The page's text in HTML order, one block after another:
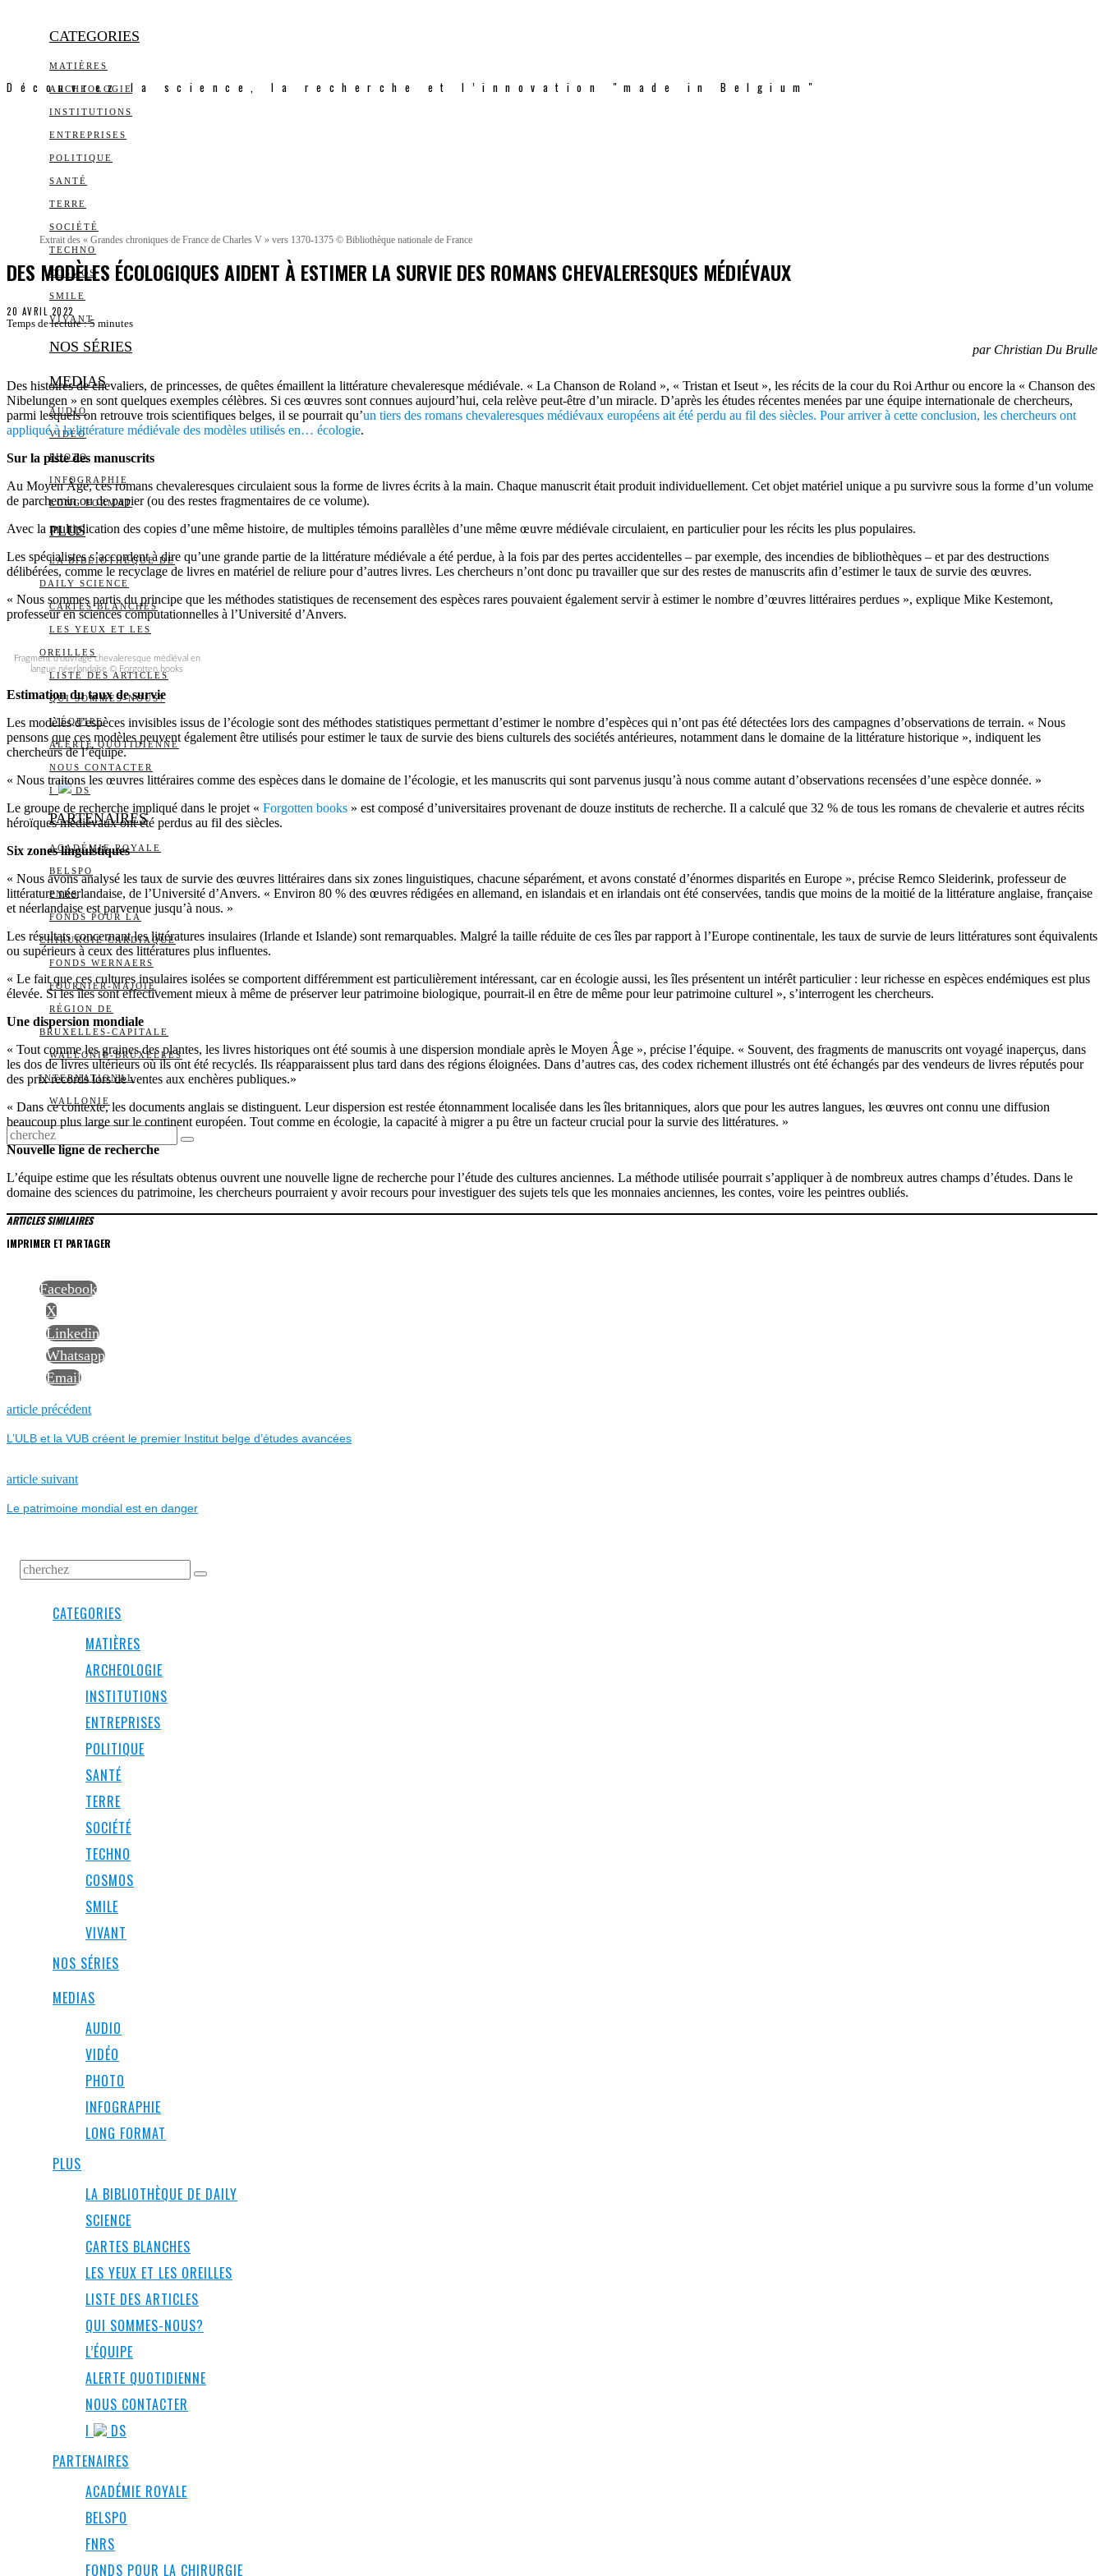
CATEGORIES
MATIÈRES
ARCHEOLOGIE
INSTITUTIONS
ENTREPRISES
POLITIQUE
SANTÉ
TERRE
SOCIÉTÉ
TECHNO
COSMOS
SMILE
VIVANT
NOS SÉRIES
MEDIAS
AUDIO
VIDÉO
PHOTO
INFOGRAPHIE
LONG FORMAT
PLUS
LA BIBLIOTHÈQUE DE
DAILY SCIENCE
CARTES BLANCHES
LES YEUX ET LES
OREILLES
LISTE DES ARTICLES
QUI SOMMES-NOUS?
L’ÉQUIPE
ALERTE QUOTIDIENNE
NOUS CONTACTER
I DS
PARTENAIRES
ACADÉMIE ROYALE
BELSPO
FNRS
FONDS POUR LA
CHIRURGIE CARDIAQUE
FONDS WERNAERS
FOURNIER-MAJOIE
RÉGION DE
BRUXELLES-CAPITALE
WALLONIE-BRUXELLES
INTERNATIONAL
WALLONIE
Découvrez la science, la recherche et l’innovation "made in Belgium"
Extrait des « Grandes chroniques de France de Charles V » vers 1370-1375 © Bibliothèque nationale de France
DES MODÈLES ÉCOLOGIQUES AIDENT À ESTIMER LA SURVIE DES ROMANS CHEVALERESQUES MÉDIÉVAUX
20 AVRIL 2022
Temps de lecture :5 minutes
par Christian Du Brulle
Des histoires de chevaliers, de princesses, de quêtes émaillent la littérature chevaleresque médiévale. « La Chanson de Roland », « Tristan et Iseut », les récits de la cour du Roi Arthur ou encore la « Chanson des
Nibelungen » en sont quelques exemples célèbres. Si ces œuvres sont connues aujourd’hui, cela relève peut-être d’un miracle. D’après les études récentes menées par une équipe internationale de chercheurs,
parmi lesquels on retrouve trois scientifiques belges, il se pourrait qu’un tiers des romans chevaleresques médiévaux européens ait été perdu au fil des siècles. Pour arriver à cette conclusion, les chercheurs ont
appliqué à la littérature médiévale des modèles utilisés en… écologie.
Sur la piste des manuscrits
Au Moyen Âge, ces romans chevaleresques circulaient sous la forme de livres écrits à la main. Chaque manuscrit était produit individuellement. Cet objet matériel unique a pu survivre sous la forme d’un volume
de parchemin ou de papier (ou des restes fragmentaires de ce volume).
Avec la multiplication des copies d’une même histoire, de multiples témoins parallèles d’une même œuvre médiévale circulaient, en particulier pour les récits les plus populaires.
Les spécialistes s’accordent à dire qu’une grande partie de la littérature médiévale a été perdue, à la fois par des pertes accidentelles – par exemple, des incendies de bibliothèques – et par des destructions
délibérées, comme le recyclage de livres en matériel de reliure pour d’autres livres. Les chercheurs n’ont donc pu travailler que sur des restes de manuscrits afin d’estimer le taux de survie des œuvres.
« Nous sommes partis du principe que les méthodes statistiques de recensement des espèces rares pouvaient également servir à estimer le nombre d’œuvres littéraires perdues », explique Mike Kestemont,
professeur en sciences computationnelles à l’Université d’Anvers.
Fragment d’ouvrage chevaleresque médiéval en
langue néerlandaise © Forgotten books
Estimation du taux de survie
Les modèles d’espèces invisibles issus de l’écologie sont des méthodes statistiques permettant d’estimer le nombre d’espèces qui n’ont pas été détectées lors des campagnes d’observations de terrain. « Nous
pensons que ces modèles peuvent également être utilisés pour estimer le taux de survie des biens culturels des sociétés antérieures, notamment dans le domaine de la littérature historique », indiquent les
chercheurs de l’équipe.
« Nous traitons les œuvres littéraires comme des espèces dans le domaine de l’écologie, et les manuscrits qui sont parvenus jusqu’à nous comme autant d’observations recensées d’une espèce donnée. »
Le groupe de recherche impliqué dans le projet « Forgotten books » est composé d’universitaires provenant de douze instituts de recherche. Il a calculé que 32 % de tous les romans de chevalerie et autres récits
héroïques médiévaux ont été perdus au fil des siècles.
Six zones linguistiques
« Nous avons analysé les taux de survie des œuvres littéraires dans six zones linguistiques, chacune séparément, et avons constaté d’énormes disparités en Europe », précise Remco Sleiderink, professeur de
littérature néerlandaise, de l’Université d’Anvers. « Environ 80 % des œuvres rédigées en allemand, en islandais et en irlandais ont été conservées, tandis que moins de la moitié de la littérature anglaise, française
et néerlandaise est parvenue jusqu’à nous. »
Les résultats concernant les littératures insulaires (Irlande et Islande) sont remarquables. Malgré la taille réduite de ces îles par rapport à l’Europe continentale, les taux de survie de leurs littératures sont équivalents
ou supérieurs à ceux des littératures plus influentes.
« Le fait que ces cultures insulaires isolées se comportent différemment est particulièrement intéressant, car en écologie aussi, les îles présentent un intérêt particulier : leur richesse en espèces endémiques est plus
élevée. Si les îles sont effectivement mieux à même de préserver leur patrimoine biologique, pourrait-il en être de même pour leur patrimoine culturel », s’interrogent les chercheurs.
Une dispersion mondiale
« Tout comme les graines des plantes, les livres historiques ont été soumis à une dispersion mondiale après le Moyen Âge », précise l’équipe. « Souvent, des fragments de manuscrits ont voyagé inaperçus, dans
les dos de livres ultérieurs où ils ont été recyclés. Ils réapparaissent plus tard dans des régions éloignées. Dans d’autres cas, des codex richement illustrés ont été échangés par des vendeurs de livres réputés pour
des prix records lors de ventes aux enchères publiques.»
« Dans ce contexte, les documents anglais se distinguent. Leur dispersion est restée étonnamment localisée dans les îles britanniques, alors que pour les autres langues, les œuvres ont connu une diffusion
beaucoup plus large sur le continent européen. Tout comme en écologie, la capacité à migrer a pu être un facteur crucial pour la survie des littératures. »
Nouvelle ligne de recherche
L’équipe estime que les résultats obtenus ouvrent une nouvelle ligne de recherche pour l’étude des cultures anciennes. La méthode utilisée pourrait s’appliquer à de nombreux autres champs d’études. Dans le
domaine des sciences du patrimoine, les chercheurs pourraient y avoir recours pour investiguer des sujets tels que les monnaies anciennes, les contes, voire les peintres oubliés.
ARTICLES SIMILAIRES
IMPRIMER ET PARTAGER
Facebook
X
Linkedin
Whatsapp
Email
NAVIGATION
DE
L’ARTICLE
article précédentPrevious
L’ULB et la VUB créent le premier Institut belge d’études avancées
article suivantNext
Le patrimoine mondial est en danger
CATEGORIES
MATIÈRES
ARCHEOLOGIE
INSTITUTIONS
ENTREPRISES
POLITIQUE
SANTÉ
TERRE
SOCIÉTÉ
TECHNO
COSMOS
SMILE
VIVANT
NOS SÉRIES
MEDIAS
AUDIO
VIDÉO
PHOTO
INFOGRAPHIE
LONG FORMAT
PLUS
LA BIBLIOTHÈQUE DE DAILY
SCIENCE
CARTES BLANCHES
LES YEUX ET LES OREILLES
LISTE DES ARTICLES
QUI SOMMES-NOUS?
L’ÉQUIPE
ALERTE QUOTIDIENNE
NOUS CONTACTER
I
DS
PARTENAIRES
ACADÉMIE ROYALE
BELSPO
FNRS
FONDS POUR LA CHIRURGIE